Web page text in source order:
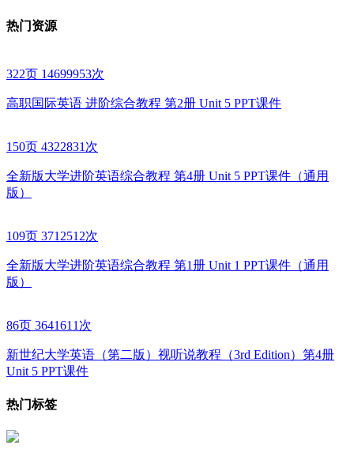
热门资源
322页 14699953次
高职国际英语 进阶综合教程 第2册 Unit 5 PPT课件
150页 4322831次
全新版大学进阶英语综合教程 第4册 Unit 5 PPT课件（通用
版）
109页 3712512次
全新版大学进阶英语综合教程 第1册 Unit 1 PPT课件（通用
版）
86页 3641611次
新世纪大学英语（第二版）视听说教程（3rd Edition）第4册
Unit 5 PPT课件
热门标签